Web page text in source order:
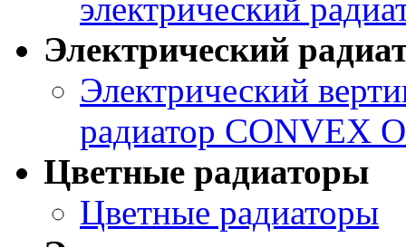
электрический
Электрический
Электрический
радиатор CONVEX
Цветные радиаторы
Цветные радиаторы